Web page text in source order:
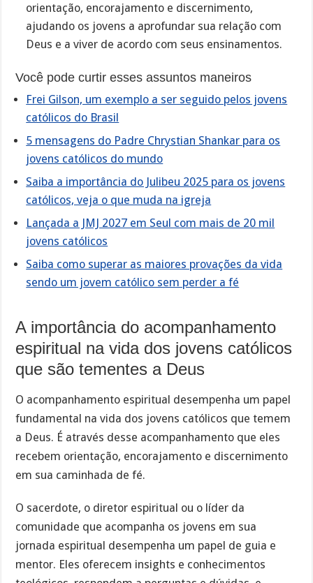
orientação, encorajamento e discernimento,
ajudando os jovens a aprofundar sua relação com
Deus e a viver de acordo com seus ensinamentos.
Você pode curtir esses assuntos maneiros
Frei Gilson, um exemplo a ser seguido pelos jovens
católicos do Brasil
5 mensagens do Padre Chrystian Shankar para os
jovens católicos do mundo
Saiba a importância do Julibeu 2025 para os jovens
católicos, veja o que muda na igreja
Lançada a JMJ 2027 em Seul com mais de 20 mil
jovens católicos
Saiba como superar as maiores provações da vida
sendo um jovem católico sem perder a fé
A importância do acompanhamento
espiritual na vida dos jovens católicos
que são tementes a Deus
O acompanhamento espiritual desempenha um papel
fundamental na vida dos jovens católicos que temem
a Deus. É através desse acompanhamento que eles
recebem orientação, encorajamento e discernimento
em sua caminhada de fé.
O sacerdote, o diretor espiritual ou o líder da
comunidade que acompanha os jovens em sua
jornada espiritual desempenha um papel de guia e
mentor. Eles oferecem insights e conhecimentos